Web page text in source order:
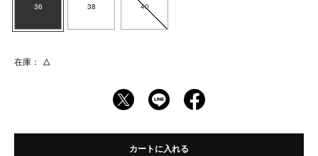
36 38 40
在庫： △
カートに入れる